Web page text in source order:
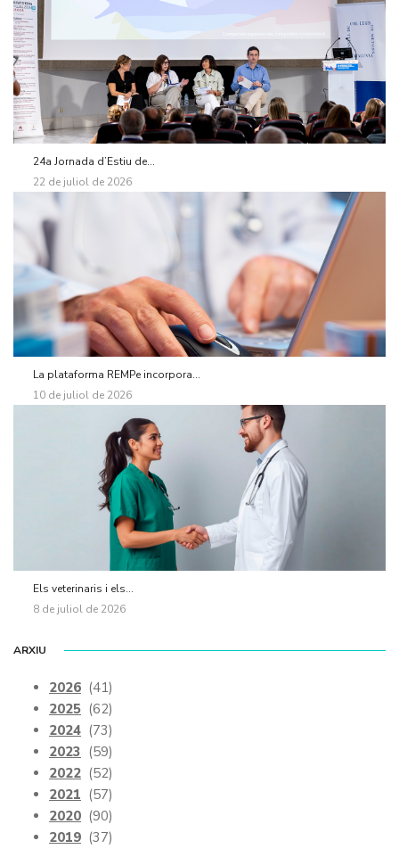
24a Jornada d’Estiu de...
22 de juliol de 2026
La plataforma REMPe incorpora...
10 de juliol de 2026
Els veterinaris i els...
8 de juliol de 2026
ARXIU
2026 (41)
2025 (62)
2024 (73)
2023 (59)
2022 (52)
2021 (57)
2020 (90)
2019 (37)